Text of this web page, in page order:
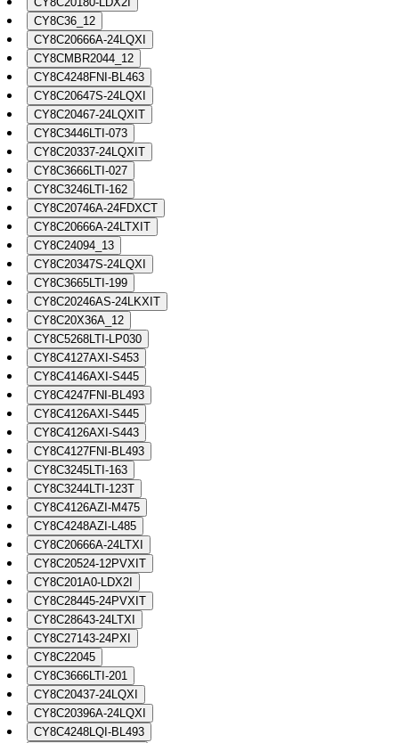
CY8C36_12
CY8C20666A-24LQXI
CY8CMBR2044_12
CY8C4248FNI-BL463
CY8C20647S-24LQXI
CY8C20467-24LQXIT
CY8C3446LTI-073
CY8C20337-24LQXIT
CY8C3666LTI-027
CY8C3246LTI-162
CY8C20746A-24FDXCT
CY8C20666A-24LTXIT
CY8C24094_13
CY8C20347S-24LQXI
CY8C3665LTI-199
CY8C20246AS-24LKXIT
CY8C20X36A_12
CY8C5268LTI-LP030
CY8C4127AXI-S453
CY8C4146AXI-S445
CY8C4247FNI-BL493
CY8C4126AXI-S445
CY8C4126AXI-S443
CY8C4127FNI-BL493
CY8C3245LTI-163
CY8C3244LTI-123T
CY8C4126AZI-M475
CY8C4248AZI-L485
CY8C20666A-24LTXI
CY8C20524-12PVXIT
CY8C201A0-LDX2I
CY8C28445-24PVXIT
CY8C28643-24LTXI
CY8C27143-24PXI
CY8C22045
CY8C3666LTI-201
CY8C20437-24LQXI
CY8C20396A-24LQXI
CY8C4248LQI-BL493